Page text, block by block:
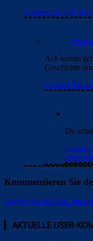
Loggen Sie sich ein,
Ach komm
Geschichte
Loggen Sie
Du
Loggen
Kommentieren Sie
Loggen Sie sich ein, um